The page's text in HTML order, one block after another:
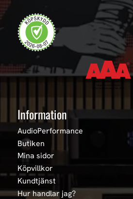
Information
AudioPerformance
Butiken
Mina sidor
Köpvillkor
Kundtjänst
Hur handlar jag?